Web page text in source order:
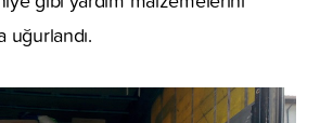
uğurlandı.